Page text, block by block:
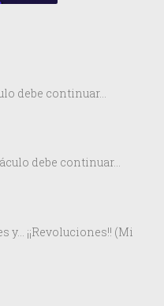
debe continuar…
debe continuar…
y… ¡¡Revoluciones!! (Mi